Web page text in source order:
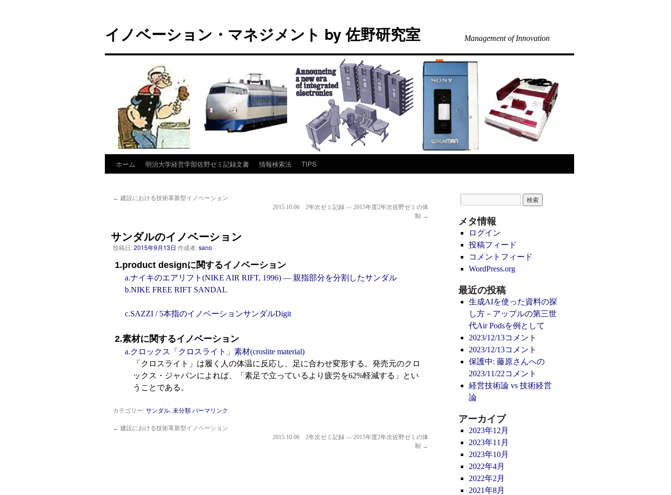
テ
イノベーション・マネジメント by 佐野研究室 Management of Innovation
ホーム 明治大学経営学部佐野ゼミ記録文書 情報検索法 TIPS
← 建設における技術革新型イノベーション
2015.10.06 2年次ゼミ記録 — 2015年度2年次佐野ゼミの体
制 →
サンダルのイノベーション
投稿日:2015年9月13日 作成者:sano
1.product designに関するイノベーション
a.ナイキのエアリフト(NIKE AIR RIFT, 1996) — 親指部分を分割したサンダル
b.NIKE FREE RIFT SANDAL
c.SAZZI / 5本指のイノベーションサンダルDigit
2.素材に関するイノベーション
a.クロックス「クロスライト」素材(croslite material)
「クロスライト」は履く人の体温に反応し、足に合わせ変形する。発売元のクロ
ックス・ジャパンによれば、「素足で立っているより疲労を62%軽減する」とい
うことである。
カテゴリー:サンダル, 未分類パーマリンク
← 建設における技術革新型イノベーション
2015.10.06 2年次ゼミ記録 — 2015年度2年次佐野ゼミの体
制 →
メタ情報
ログイン
投稿フィード
コメントフィード
WordPress.org
最近の投稿
生成AIを使った資料の探
し方－アップルの第三世
代Air Podsを例として
2023/12/13コメント
2023/12/13コメント
保護中: 藤原さんへの
2023/11/22コメント
経営技術論 vs 技術経営
論
アーカイブ
2023年12月
2023年11月
2023年10月
2022年4月
2022年2月
2021年8月